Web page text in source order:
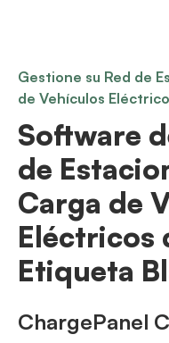
Gestione su Red de
de Vehículos
Software
de
Carga de
Eléctricos
Etiqueta
ChargePanel